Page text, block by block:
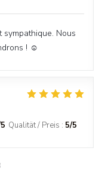
Nous
! ☺️
Qualität / Preis : 5/5